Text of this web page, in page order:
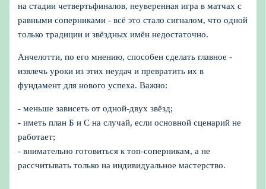
на стадии четвертьфиналов, неуверенная игра в матчах с
равными соперниками - всё это стало сигналом, что одной
только традиции и звёздных имён недостаточно.
Анчелотти, по его мнению, способен сделать главное -
извлечь уроки из этих неудач и превратить их в
фундамент для нового успеха. Важно:
- меньше зависеть от одной-двух звёзд;
- иметь план Б и С на случай, если основной сценарий не
работает;
- внимательно готовиться к топ-соперникам, а не
рассчитывать только на индивидуальное мастерство.